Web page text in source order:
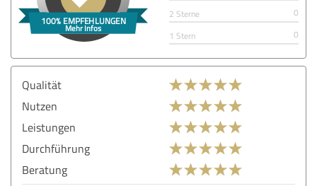
2 Sterne
0
1 Stern
0
Qualität
Nutzen
Leistungen
Durchführung
Beratung